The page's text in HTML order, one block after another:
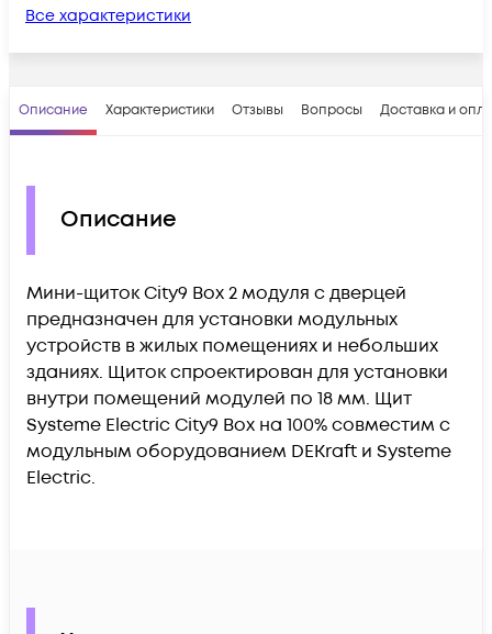
Все характеристики
Описание Характеристики Отзывы Вопросы Доставка и
Описание
Мини-щиток City9 Box 2 модуля с дверцей
предназначен для установки модульных
устройств в жилых помещениях и небольших
зданиях. Щиток спроектирован для установки
внутри помещений модулей по 18 мм. Щит
Systeme Electric City9 Box на 100% совместим с
модульным оборудованием DEKraft и Systeme
Electric.